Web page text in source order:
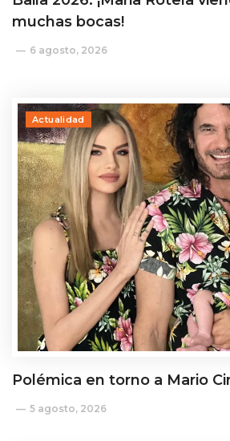
muchas bocas!
6 agosto, 2026
Actualidad
Polémica en torno a Mario
5 agosto, 2026